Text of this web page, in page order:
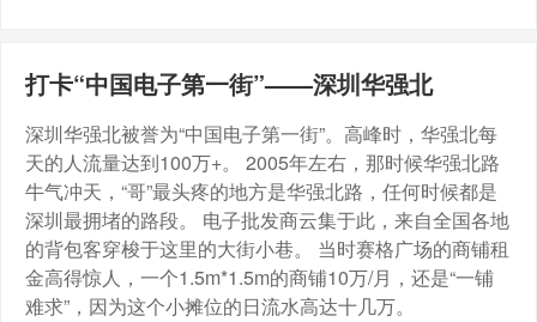
打卡“中国电子第一街”——深圳华强北
深圳华强北被誉为“中国电子第一街”。高峰时，华强北每
天的人流量达到100万+。 2005年左右，那时候华强北路
牛气冲天，“哥”最头疼的地方是华强北路，任何时候都是
深圳最拥堵的路段。 电子批发商云集于此，来自全国各地
的背包客穿梭于这里的大街小巷。 当时赛格广场的商铺租
金高得惊人，一个1.5m*1.5m的商铺10万/月，还是“一铺
难求”，因为这个小摊位的日流水高达十几万。